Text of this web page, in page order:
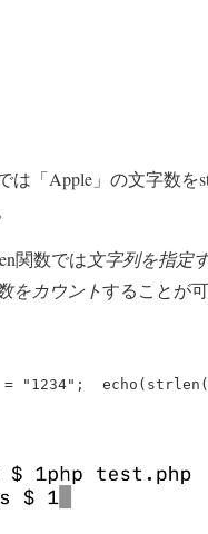
は「Apple」の文字数を
関数では文字列を指定
をカウントすることが可
<?php 	$str = "1234";